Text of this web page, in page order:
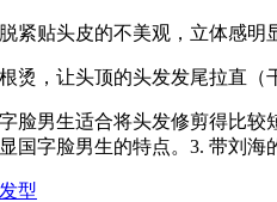
贴头皮的不美观，立体感明
，让头顶的头发发尾拉直（
脸男生适合将头发修剪得比
字脸男生的特点。3. 带刘
型